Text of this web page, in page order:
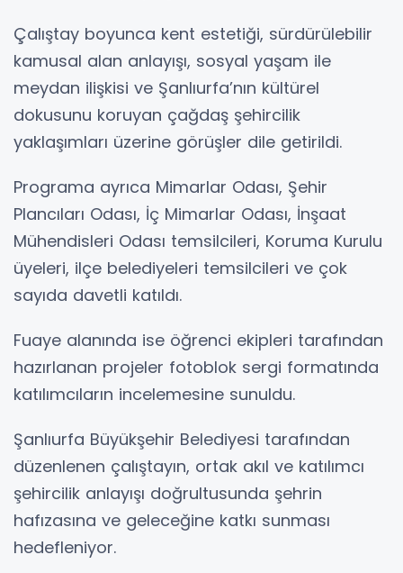
Çalıştay boyunca kent estetiği, sürdürülebilir
kamusal alan anlayışı, sosyal yaşam ile
meydan ilişkisi ve Şanlıurfa’nın kültürel
dokusunu koruyan çağdaş şehircilik
yaklaşımları üzerine görüşler dile getirildi.
Programa ayrıca Mimarlar Odası, Şehir
Plancıları Odası, İç Mimarlar Odası, İnşaat
Mühendisleri Odası temsilcileri, Koruma Kurulu
üyeleri, ilçe belediyeleri temsilcileri ve çok
sayıda davetli katıldı.
Fuaye alanında ise öğrenci ekipleri tarafından
hazırlanan projeler fotoblok sergi formatında
katılımcıların incelemesine sunuldu.
Şanlıurfa Büyükşehir Belediyesi tarafından
düzenlenen çalıştayın, ortak akıl ve katılımcı
şehircilik anlayışı doğrultusunda şehrin
hafızasına ve geleceğine katkı sunması
hedefleniyor.